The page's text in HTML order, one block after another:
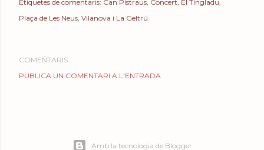
Etiquetes de comentaris: Can Pistraus Concert El Tingladu
Plaça de Les Neus Vilanova i La Geltrú
COMENTARIS
PUBLICA UN COMENTARI A L'ENTRADA
Amb la tecnologia de Blogger